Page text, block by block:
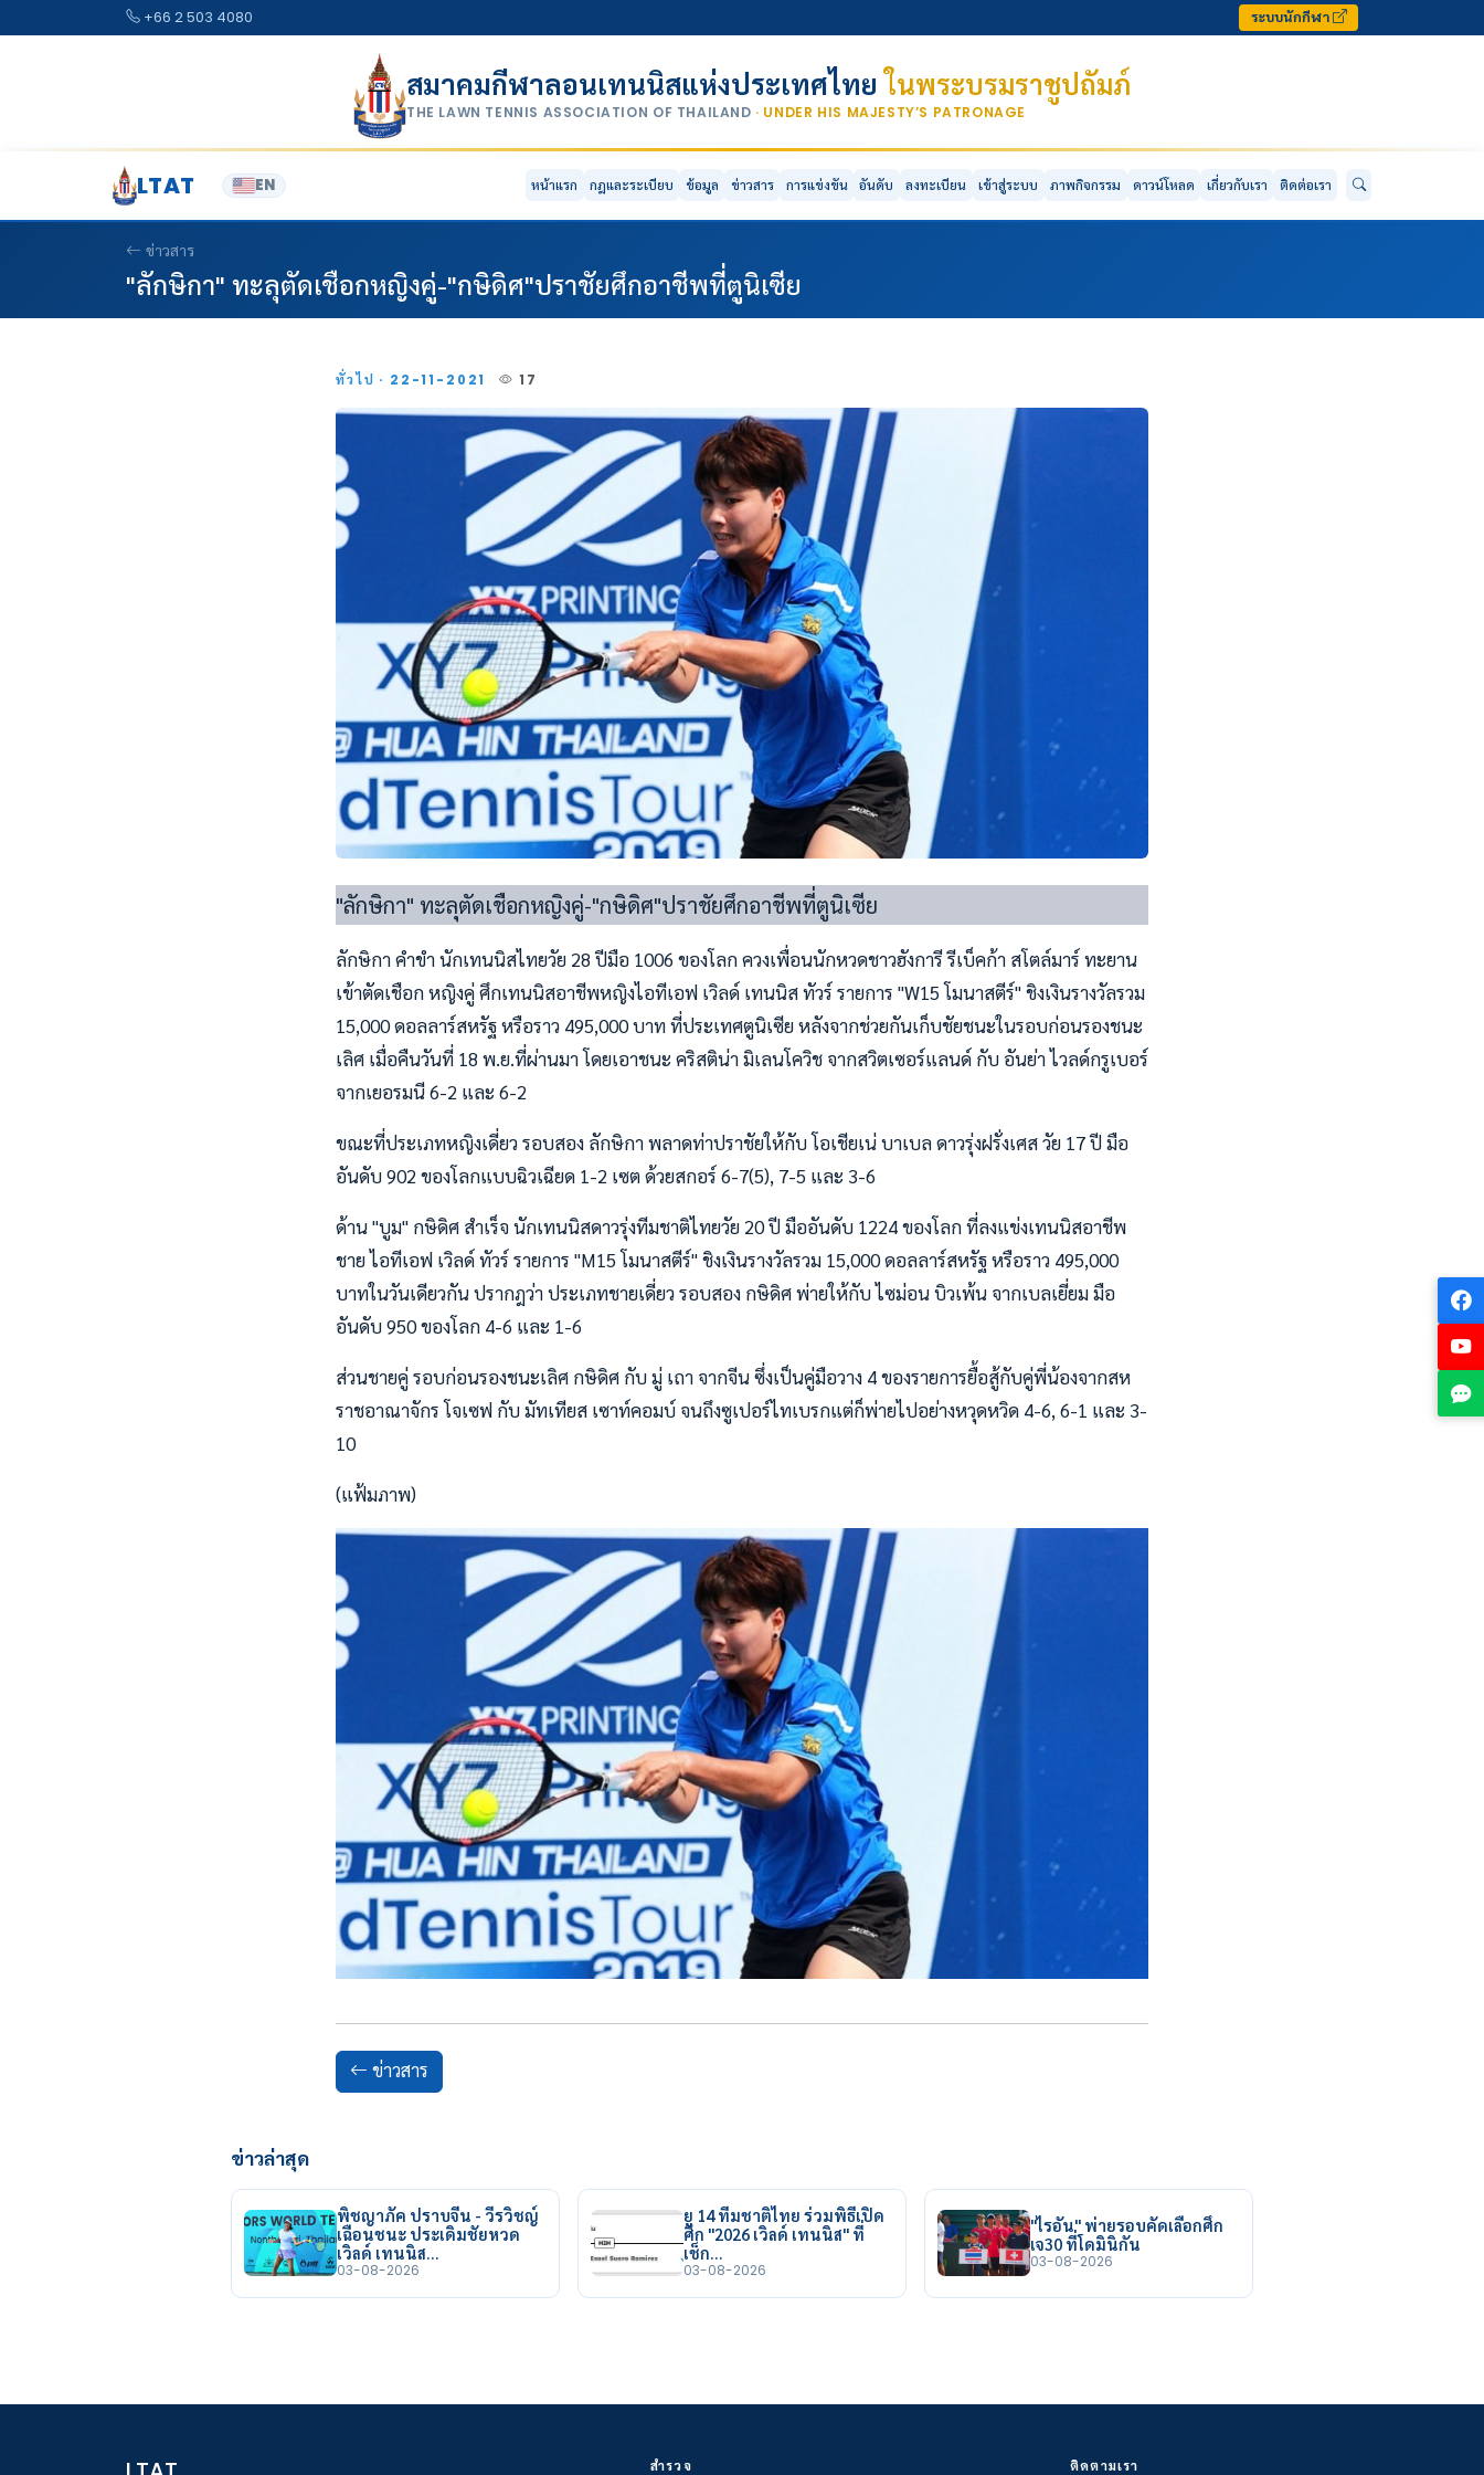
+66 2 503 4080 ระบบนักกีฬา
สมาคมกีฬาลอนเทนนิสแห่งประเทศไทยในพระบรมราชูปถัมภ์
THE LAWN TENNIS ASSOCIATION OF THAILAND · UNDER HIS MAJESTY’S PATRONAGE
LTAT EN หน้าแรก กฎและระเบียบ ข้อมูล ข่าวสาร การแข่งขัน อันดับ ลงทะเบียน เข้าสู่ระบบ ภาพกิจกรรม ดาวน์โหลด เกี่ยวกับเรา ติดต่อเรา
ข่าวสาร
"ลักษิกา" ทะลุตัดเชือกหญิงคู่-"กษิดิศ"ปราชัยศึกอาชีพที่ตูนิเซีย
ทั่วไป · 22-11-2021 17
"ลักษิกา" ทะลุตัดเชือกหญิงคู่-"กษิดิศ"ปราชัยศึกอาชีพที่ตูนิเซีย
ลักษิกา คำขำ นักเทนนิสไทยวัย 28 ปีมือ 1006 ของโลก ควงเพื่อนนักหวดชาวฮังการี รีเบ็คก้า สโตล์มาร์ ทะยาน
เข้าตัดเชือก หญิงคู่ ศึกเทนนิสอาชีพหญิงไอทีเอฟ เวิลด์ เทนนิส ทัวร์ รายการ "W15 โมนาสตีร์" ชิงเงินรางวัลรวม
15,000 ดอลลาร์สหรัฐ หรือราว 495,000 บาท ที่ประเทศตูนิเซีย หลังจากช่วยกันเก็บชัยชนะในรอบก่อนรองชนะ
เลิศ เมื่อคืนวันที่ 18 พ.ย.ที่ผ่านมา โดยเอาชนะ คริสติน่า มิเลนโควิช จากสวิตเซอร์แลนด์ กับ อันย่า ไวลด์กรูเบอร์
จากเยอรมนี 6-2 และ 6-2
ขณะที่ประเภทหญิงเดี่ยว รอบสอง ลักษิกา พลาดท่าปราชัยให้กับ โอเชียเน่ บาเบล ดาวรุ่งฝรั่งเศส วัย 17 ปี มือ
อันดับ 902 ของโลกแบบฉิวเฉียด 1-2 เซต ด้วยสกอร์ 6-7(5), 7-5 และ 3-6
ด้าน "บูม" กษิดิศ สำเร็จ นักเทนนิสดาวรุ่งทีมชาติไทยวัย 20 ปี มืออันดับ 1224 ของโลก ที่ลงแข่งเทนนิสอาชีพ
ชาย ไอทีเอฟ เวิลด์ ทัวร์ รายการ "M15 โมนาสตีร์" ชิงเงินรางวัลรวม 15,000 ดอลลาร์สหรัฐ หรือราว 495,000
บาทในวันเดียวกัน ปรากฎว่า ประเภทชายเดี่ยว รอบสอง กษิดิศ พ่ายให้กับ ไซม่อน บิวเพ้น จากเบลเยี่ยม มือ
อันดับ 950 ของโลก 4-6 และ 1-6
ส่วนชายคู่ รอบก่อนรองชนะเลิศ กษิดิศ กับ มู่ เถา จากจีน ซึ่งเป็นคู่มือวาง 4 ของรายการยื้อสู้กับคู่พี่น้องจากสห
ราชอาณาจักร โจเซฟ กับ มัทเทียส เซาท์คอมบ์ จนถึงซูเปอร์ไทเบรกแต่ก็พ่ายไปอย่างหวุดหวิด 4-6, 6-1 และ 3-
10
(แฟ้มภาพ)
ข่าวสาร
ข่าวล่าสุด
พิชญาภัค ปราบจีน - วีรวิชญ์
เฉือนชนะ ประเดิมชัยหวด
เวิลด์ เทนนิส…
03-08-2026
ยู 14 ทีมชาติไทย ร่วมพิธีเปิด
ศึก "2026 เวิลด์ เทนนิส" ที่
เช็ก…
03-08-2026
"ไรอัน" พ่ายรอบคัดเลือกศึก
เจ30 ที่โดมินิกัน
03-08-2026
สำรวจ ติดตามเรา